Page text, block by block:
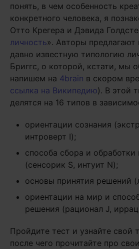
понять, в чем особенность
конкретного человека, я
Отто Крегера и Дэвида
личность». Авторы предлагают
давно известную типологию
Бриггс, о которой, кстати, мы
напишем на 4brain в скором
ссылка на Википедию). В этой
делятся на 16 типов в
ориентации сознания
интроверт I);
способа сбора и
(сенсорик S, интуит N);
основы принятия решений
ориентации на мир и
решения (рационал J,
Пройдите тест и узнайте свой
после чего прочитайте про